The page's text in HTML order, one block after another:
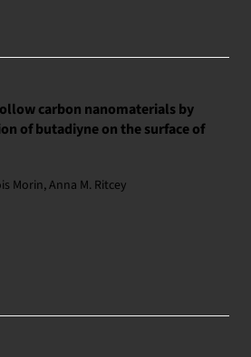
carbon nanomaterials by
of butadiyne on the surface of
Morin, Anna M. Ritcey